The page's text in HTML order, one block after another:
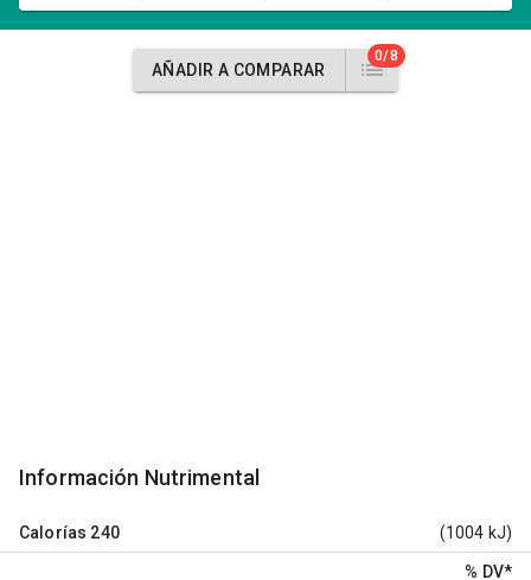
AÑADIR A COMPARAR
0/8
Información Nutrimental
Calorías 240 (1004 kJ)
% DV*